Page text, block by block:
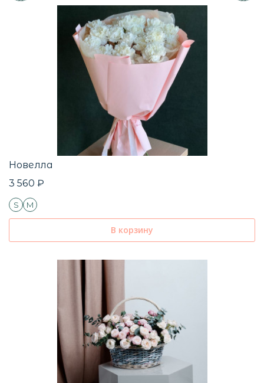
Новелла
3 560 ₽
S M
В корзину